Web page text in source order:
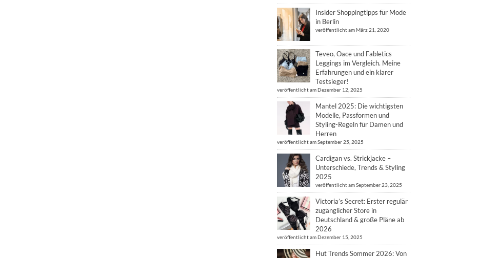
Insider Shoppingtipps für Mode
in Berlin
veröffentlicht am März 21, 2020
Teveo, Oace und Fabletics
Leggings im Vergleich. Meine
Erfahrungen und ein klarer
Testsieger!
veröffentlicht am Dezember 12, 2025
Mantel 2025: Die wichtigsten
Modelle, Passformen und
Styling-Regeln für Damen und
Herren
veröffentlicht am September 25, 2025
Cardigan vs. Strickjacke –
Unterschiede, Trends & Styling
2025
veröffentlicht am September 23, 2025
Victoria’s Secret: Erster regulär
zugänglicher Store in
Deutschland & große Pläne ab
2026
veröffentlicht am Dezember 15, 2025
Hut Trends Sommer 2026: Von